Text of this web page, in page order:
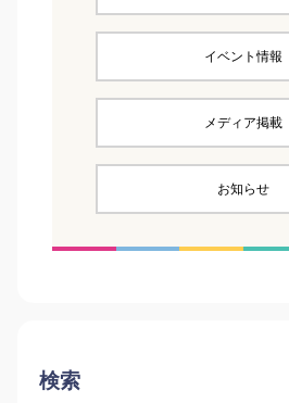
イベント情報
メディア掲載
お知らせ
検索